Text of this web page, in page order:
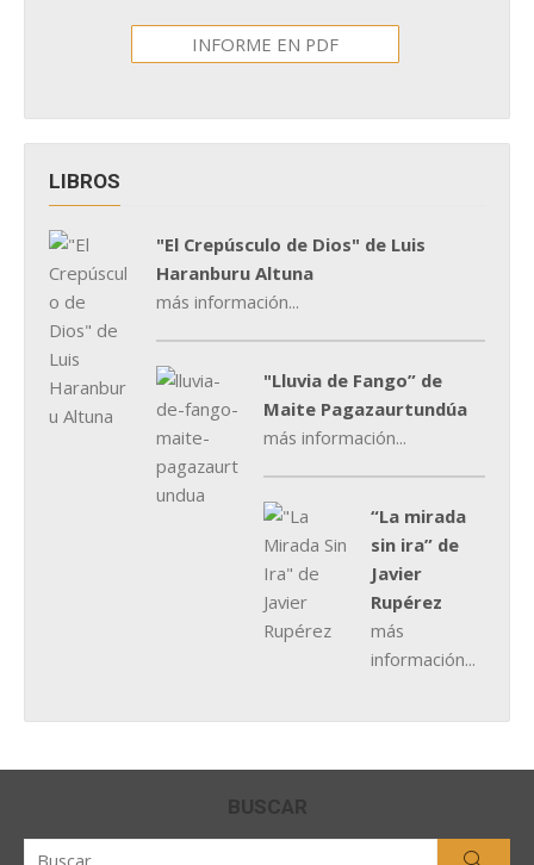
INFORME EN PDF
LIBROS
"El Crepúsculo de Dios" de Luis
Haranburu Altuna
más información...
"Lluvia de Fango” de
Maite Pagazaurtundúa
más información...
“La mirada
sin ira” de
Javier
Rupérez
más
información...
BUSCAR